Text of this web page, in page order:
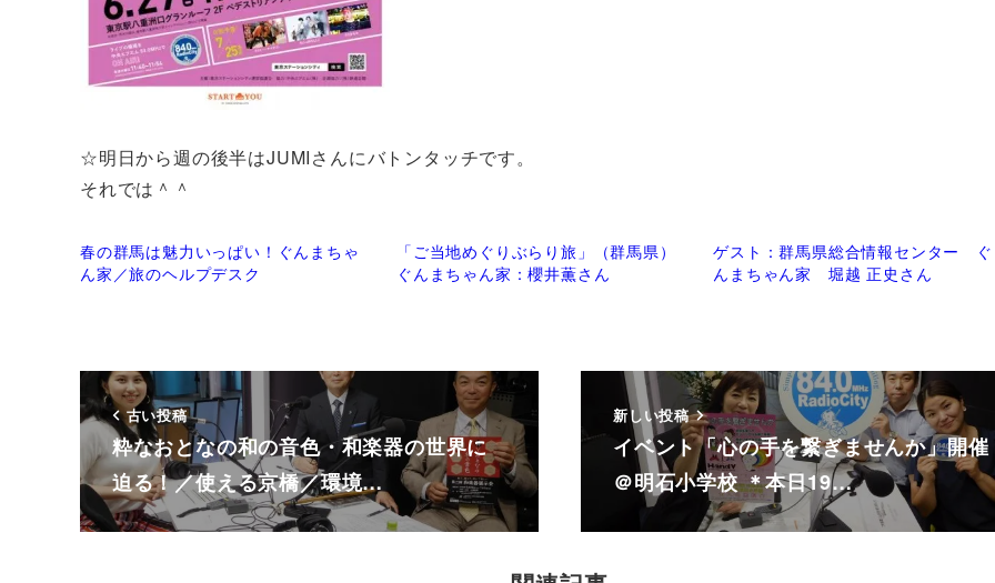
☆明日から週の後半はJUMIさんにバトンタッチです。
それでは＾＾
春の群馬は魅力いっぱい！ぐんまちゃ
ん家／旅のヘルプデスク
「ご当地めぐりぶらり旅」（群馬県）
ぐんまちゃん家：櫻井薫さん
ゲスト：群馬県総合情報センター ぐ
んまちゃん家 堀越 正史さん
古い投稿
粋なおとなの和の音色・和楽器の世界に
迫る！／使える京橋／環境…
新しい投稿
イベント「心の手を繋ぎませんか」開催
＠明石小学校 ＊本日19…